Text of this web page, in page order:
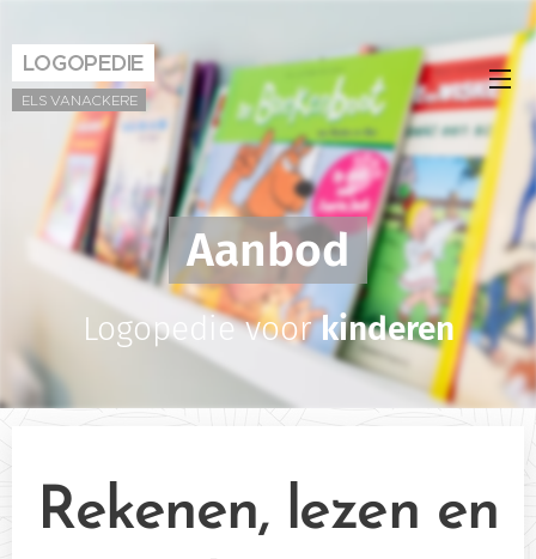
LOGOPEDIE
ELS VANACKERE
Aanbod
Logopedie voorkinderen
Rekenen, lezen en